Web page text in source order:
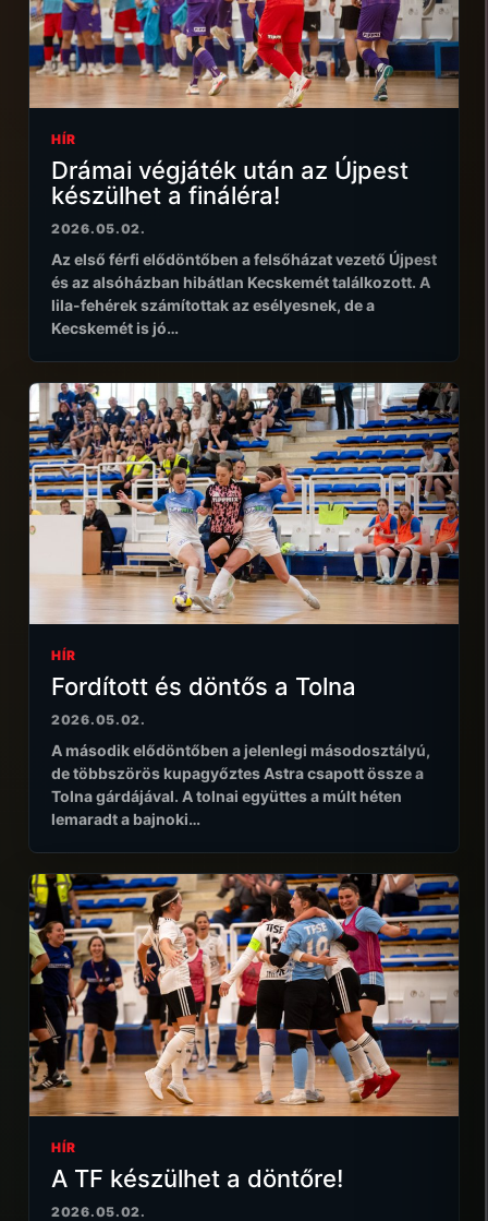
HÍR
Drámai végjáték után az Újpest
készülhet a fináléra!
2026.05.02.
Az első férfi elődöntőben a felsőházat vezető Újpest
és az alsóházban hibátlan Kecskemét találkozott. A
lila-fehérek számítottak az esélyesnek, de a
Kecskemét is jó…
HÍR
Fordított és döntős a Tolna
2026.05.02.
A második elődöntőben a jelenlegi másodosztályú,
de többszörös kupagyőztes Astra csapott össze a
Tolna gárdájával. A tolnai együttes a múlt héten
lemaradt a bajnoki…
HÍR
A TF készülhet a döntőre!
2026.05.02.